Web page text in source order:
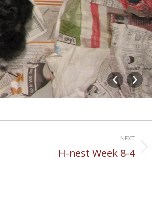
NEXT
H-nest Week 8-4